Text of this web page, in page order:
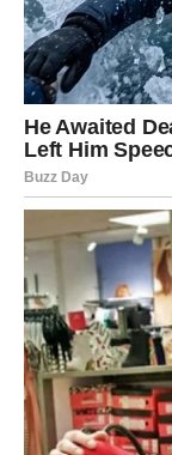
bjeline